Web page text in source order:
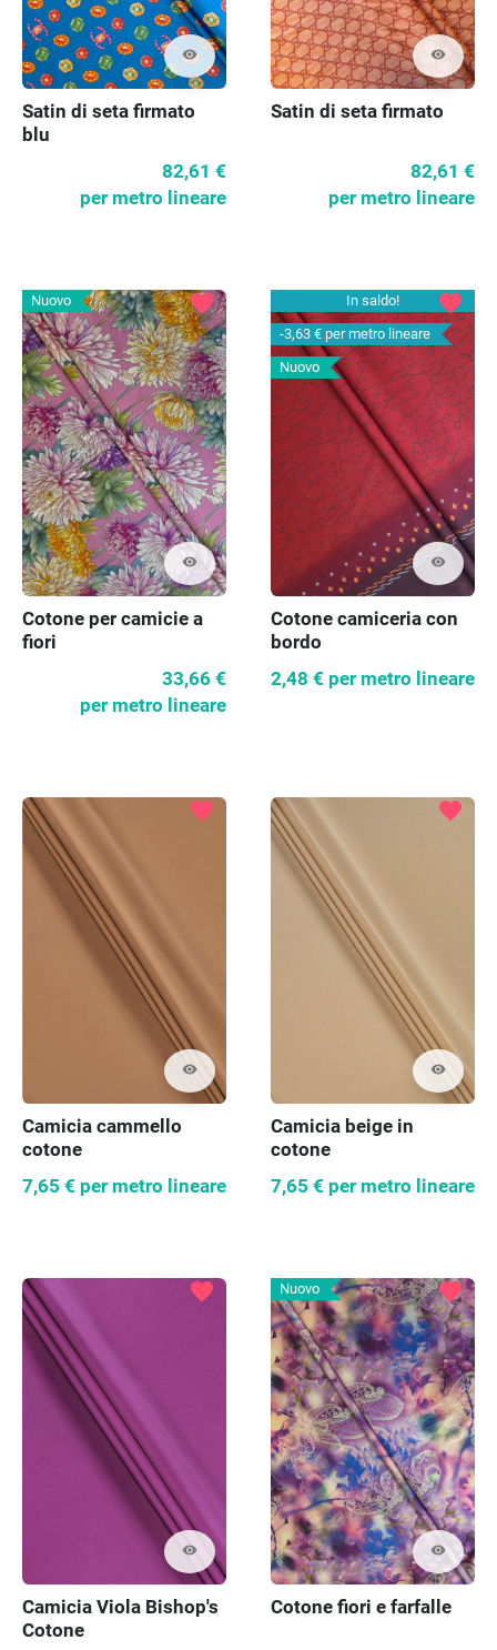
visibility
Satin di seta firmato
blu
82,61 €
per metro lineare
visibility
Satin di seta firmato
82,61 €
per metro lineare
Nuovo
visibility
favorite
Cotone per camicie a
fiori
33,66 €
per metro lineare
In saldo!
-3,63 € per metro lineare
Nuovo
visibility
favorite
Cotone camiceria con
bordo
2,48 € per metro lineare
visibility
favorite
Camicia cammello
cotone
7,65 € per metro lineare
visibility
favorite
Camicia beige in
cotone
7,65 € per metro lineare
visibility
favorite
Camicia Viola Bishop's
Cotone
Nuovo
visibility
favorite
Cotone fiori e farfalle